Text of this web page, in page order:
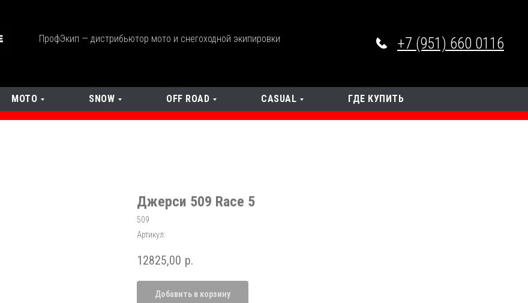
ПрофЭкип — дистрибьютор мото и снегоходной экипировки +7 (951) 660 0116
МОТО SNOW OFF ROAD CASUAL ГДЕ КУПИТЬ
Джерси 509 Race 5
509
Артикул:
12825,00 р.
Добавить в корзину